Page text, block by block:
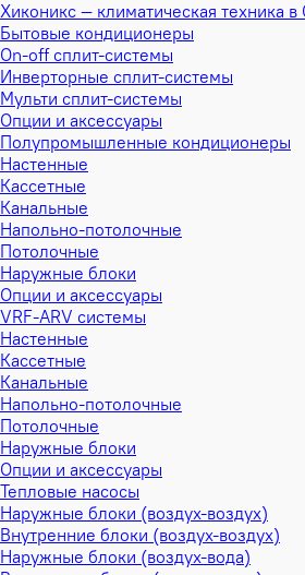
Хиконикс — климатическая техника в
Бытовые кондиционеры
On-off сплит-системы
Инверторные сплит-системы
Мульти сплит-системы
Опции и аксессуары
Полупромышленные кондиционеры
Настенные
Кассетные
Канальные
Напольно-потолочные
Потолочные
Наружные блоки
Опции и аксессуары
VRF-ARV системы
Настенные
Кассетные
Канальные
Напольно-потолочные
Потолочные
Наружные блоки
Опции и аксессуары
Тепловые насосы
Наружные блоки (воздух-воздух)
Внутренние блоки (воздух-воздух)
Наружные блоки (воздух-вода)